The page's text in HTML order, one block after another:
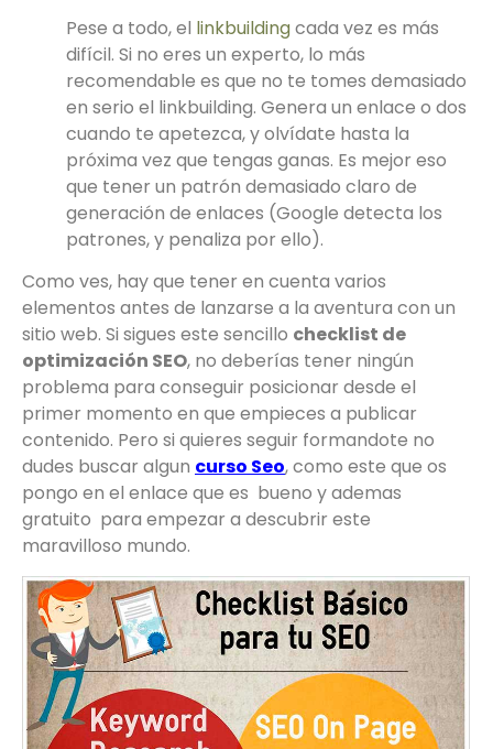
Pese a todo, el linkbuildingcada vez es más
difícil. Si no eres un experto, lo más
recomendable es que no te tomes demasiado
en serio el linkbuilding. Genera un enlace o dos
cuando te apetezca, y olvídate hasta la
próxima vez que tengas ganas. Es mejor eso
que tener un patrón demasiado claro de
generación de enlaces (Google detecta los
patrones, y penaliza por ello).
Como ves, hay que tener en cuenta varios
elementos antes de lanzarse a la aventura con un
sitio web. Si sigues este sencillo checklist de
optimización SEO, no deberías tener ningún
problema para conseguir posicionar desde el
primer momento en que empieces a publicar
contenido. Pero si quieres seguir formandote no
dudes buscar algun curso Seo, como este que os
pongo en el enlace que es bueno y ademas
gratuito para empezar a descubrir este
maravilloso mundo.